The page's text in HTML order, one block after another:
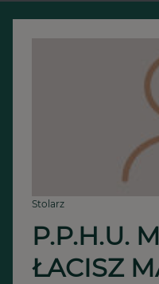
Stolarz
P.P.H.U.
ŁACISZ